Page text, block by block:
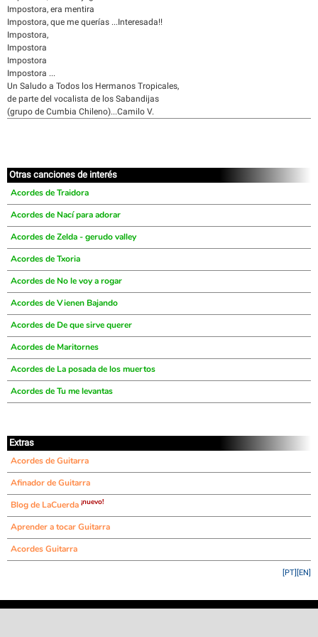
Impostora, era mentira
Impostora, que me querías ...Interesada!!
Impostora,
Impostora
Impostora
Impostora ...
Un Saludo a Todos los Hermanos Tropicales,
de parte del vocalista de los Sabandijas
(grupo de Cumbia Chileno)...Camilo V.
Otras canciones de interés
Acordes de Traidora
Acordes de Nací para adorar
Acordes de Zelda - gerudo valley
Acordes de Txoria
Acordes de No le voy a rogar
Acordes de Vienen Bajando
Acordes de De que sirve querer
Acordes de Maritornes
Acordes de La posada de los muertos
Acordes de Tu me levantas
Extras
Acordes de Guitarra
Afinador de Guitarra
Blog de LaCuerda ¡nuevo!
Aprender a tocar Guitarra
Acordes Guitarra
[EN]
[PT]